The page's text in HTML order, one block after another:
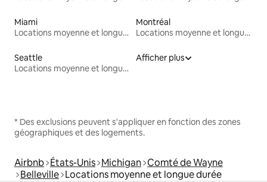
Miami
Locations moyenne et longue durée
Montréal
Locations moyenne et longue durée
Seattle
Locations moyenne et longue durée
Afficher plus
* Des exclusions peuvent s'appliquer en fonction des zones
géographiques et des logements.
Airbnb États-Unis Michigan Comté de Wayne
Belleville Locations moyenne et longue durée